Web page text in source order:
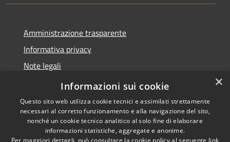
Amministrazione trasparente
Informativa privacy
Note legali
Dichiarazione di accessibilità
Copyright © 2026 • Comune di
×
Informazioni sui cookie
Questo sito web utilizza cookie tecnici e assimilati strettamente
necessari al corretto funzionamento e alla navigazione del sito,
nonché un cookie tecnico analitico al solo fine di elaborare
informazioni statistiche, aggregate e anonime.
Per maggiori dettagli, può consultare la cookie policy al seguente link